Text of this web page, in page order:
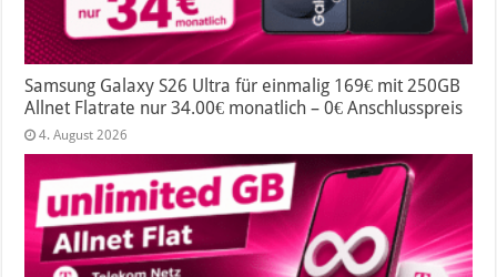
Samsung Galaxy S26 Ultra für einmalig 169€ mit 250GB
Allnet Flatrate nur 34.00€ monatlich – 0€ Anschlusspreis
4. August 2026